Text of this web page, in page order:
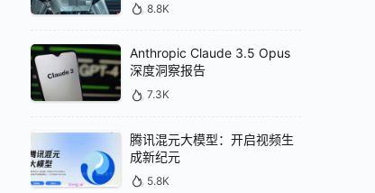
8.8K
Anthropic Claude 3.5 Opus
深度洞察报告
7.3K
腾讯混元大模型：开启视频生
成新纪元
5.8K